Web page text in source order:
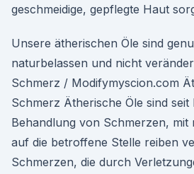
geschmeidige, gepflegte Haut
Unsere ätherischen Öle sind
naturbelassen und nicht
Schmerz / Modifymyscion.com
Schmerz Ätherische Öle sind seit
Behandlung von Schmerzen,
auf die betroffene Stelle reiben
Schmerzen, die durch